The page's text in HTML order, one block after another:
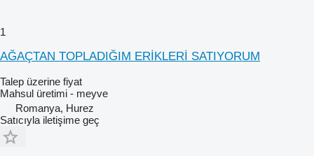
1
AĞAÇTAN TOPLADIĞIM ERİKLERİ SATIYORUM
Talep üzerine fiyat
Mahsul üretimi - meyve
Romanya, Hurez
Satıcıyla iletişime geç